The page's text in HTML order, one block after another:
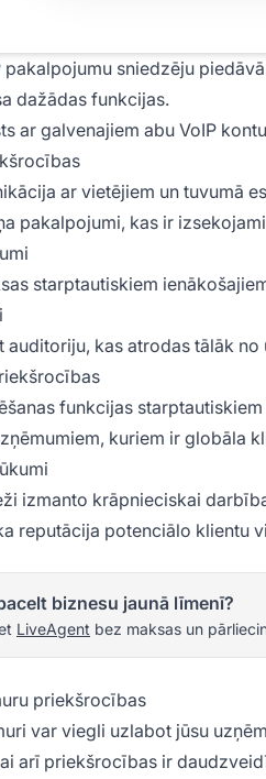
pakalpojumu sniedzēju
dažādas funkcijas.
ar galvenajiem abu VoIP
ar vietējiem un tuvumā
pakalpojumi, kas ir
starptautiskiem
auditoriju, kas atrodas tālāk no
funkcijas
kuriem ir globāla
izmanto krāpnieciskai
reputācija potenciālo klientu
biznesu jaunā līmenī?
LiveAgent bez maksas un
priekšrocības
var viegli uzlabot jūsu
arī priekšrocības ir